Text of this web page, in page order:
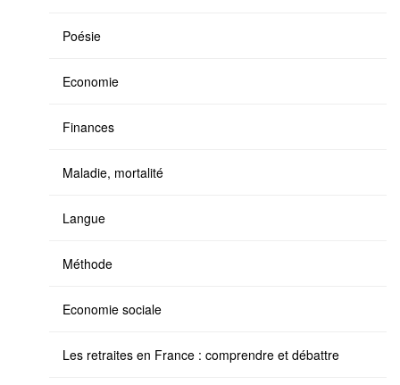
Poésie
Economie
Finances
Maladie, mortalité
Langue
Méthode
Economie sociale
Les retraites en France : comprendre et débattre